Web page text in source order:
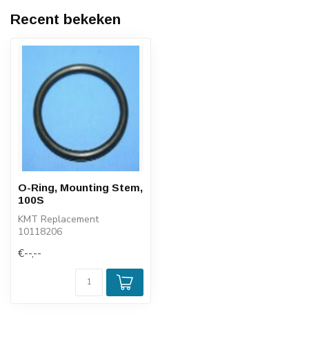
Recent bekeken
O-Ring, Mounting Stem,
100S
KMT Replacement
10118206
€--,--